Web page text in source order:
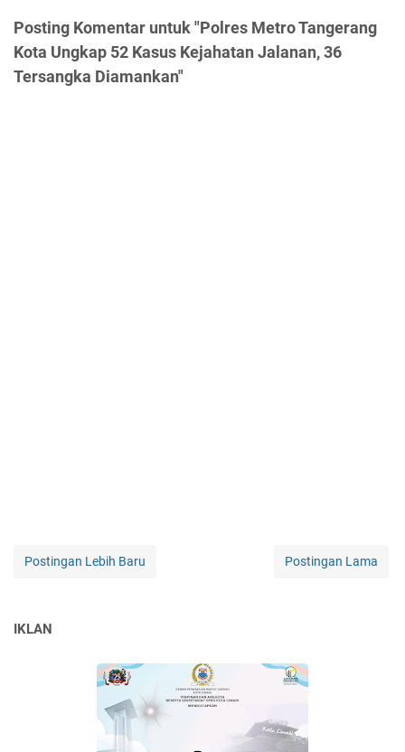
Posting Komentar untuk "Polres Metro Tangerang
Kota Ungkap 52 Kasus Kejahatan Jalanan, 36
Tersangka Diamankan"
Postingan Lebih Baru Postingan Lama
IKLAN